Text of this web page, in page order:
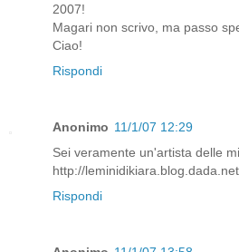
2007!
Magari non scrivo, ma passo
Ciao!
Rispondi
Anonimo 11/1/07 12:29
Sei veramente un'artista delle
http://leminidikiara.blog.dada.net
Rispondi